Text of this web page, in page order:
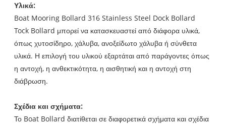
Υλικά:
Boat Mooring Bollard 316 Stainless Steel Dock Bollard
Tock Bollard μπορεί να κατασκευαστεί από διάφορα υλικά,
όπως χυτοσίδηρο, χάλυβα, ανοξείδωτο χάλυβα ή σύνθετα
υλικά. Η επιλογή του υλικού εξαρτάται από παράγοντες όπως
η αντοχή, η ανθεκτικότητα, η αισθητική και η αντοχή στη
διάβρωση.
Σχέδια και σχήματα:
Το Boat Bollard διατίθεται σε διαφορετικά σχήματα και σχέδια